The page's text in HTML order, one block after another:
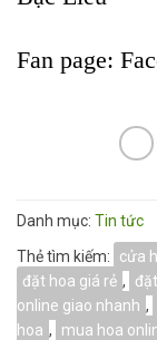
Fan page:
Danh mục: Tin tức
Thẻ tìm kiếm:
cửa
đặt hoa giá rẻ ,
online giao nhanh ,
hoa , mua hoa